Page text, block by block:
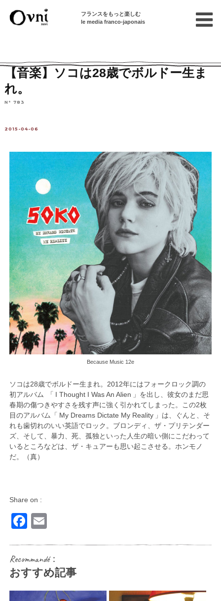
フランスをもっと楽しむ
le media franco-japonais
【音楽】ソコは28歳でボルドー生ま
れ。
N° 783
2015-04-06
Because Music 12e
ソコは28歳でボルドー生まれ。2012年にはフォークロック調の
初アルバム 「 I Thought I Was An Alien 」を出し、彼女のまだ思
春期の傷つきやすさを残す声に強く引かれてしまった。この2枚
目のアルバム「 My Dreams Dictate My Reality 」は、ぐんと、そ
れも歯切れのいい英語でロック。ブロンディ、ザ・プリテンダー
ズ、そして、暴力、死、孤独といった人生の暗い側にこだわって
いるところなどは、ザ・キュアーも思い起こさせる。ホンモノ
だ。（真）
Share on :
Facebook
Recommandé：
おすすめ記事